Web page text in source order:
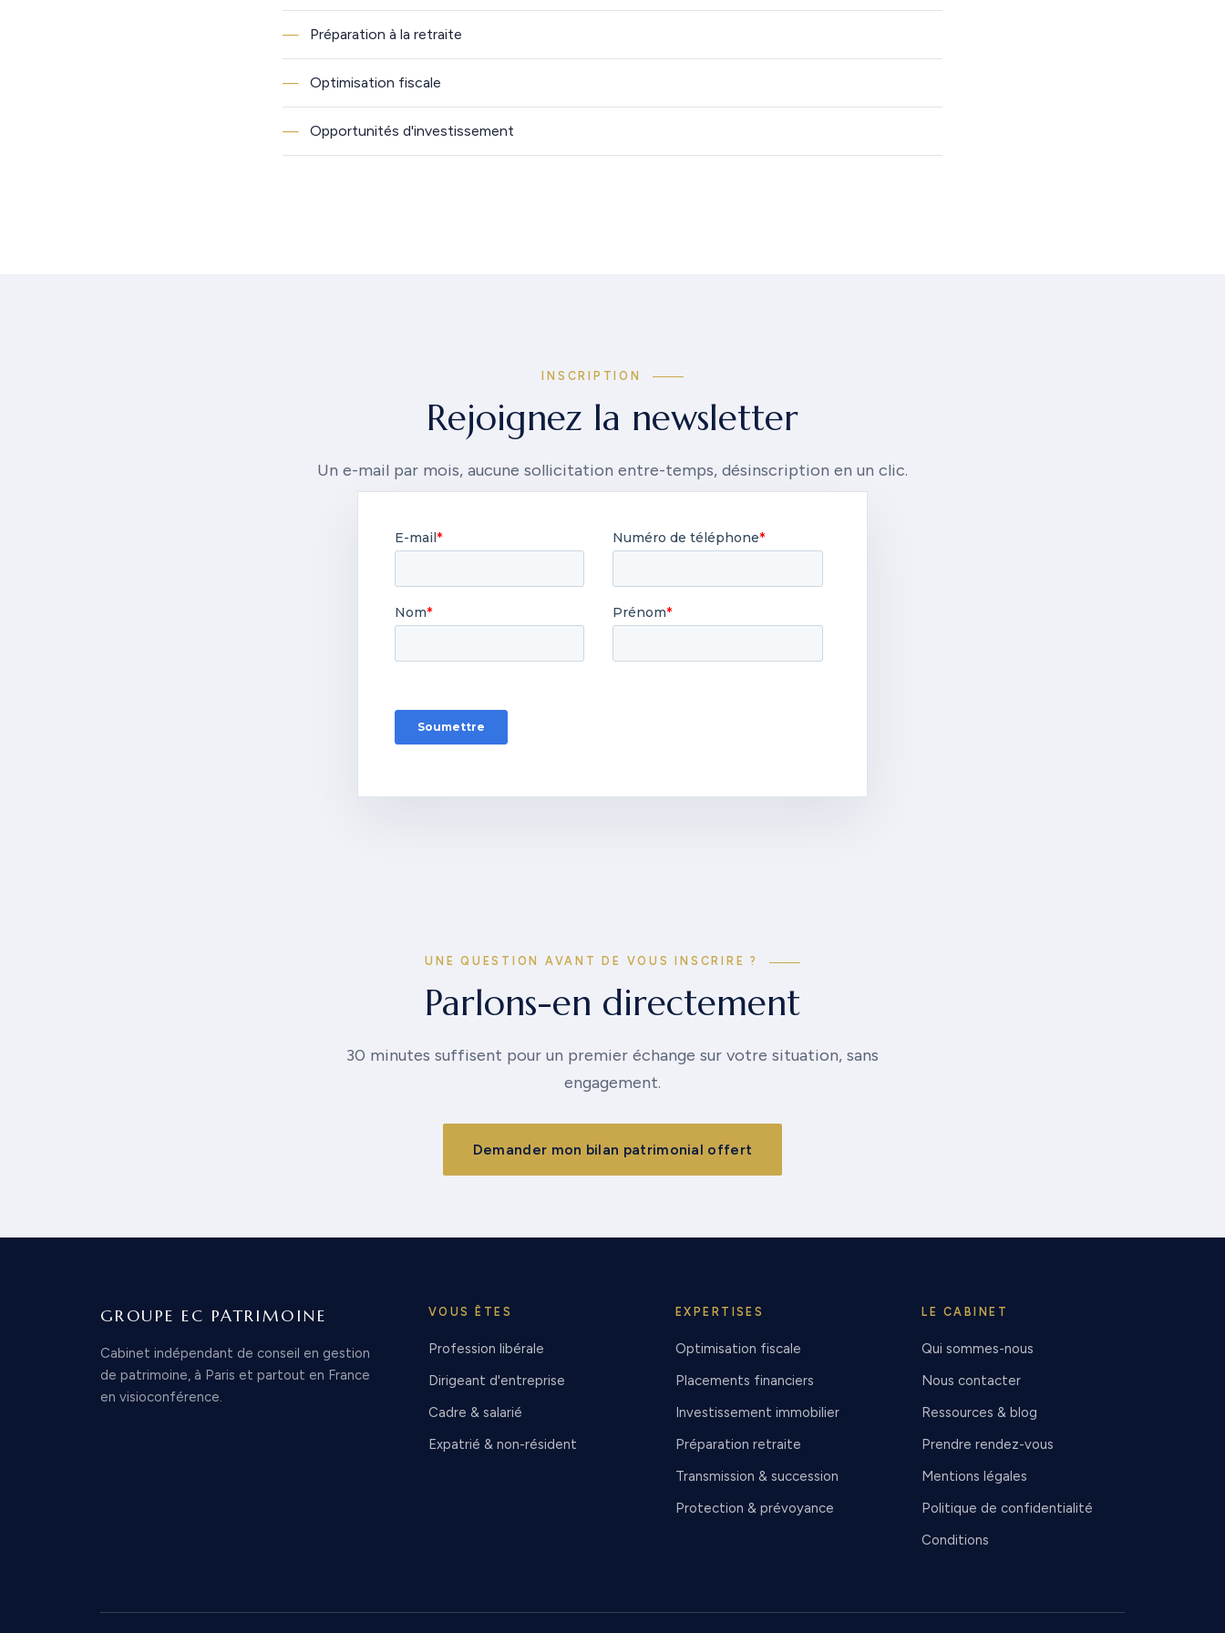
Préparation à la retraite
Optimisation fiscale
Opportunités d'investissement
INSCRIPTION
Rejoignez la newsletter
Un e-mail par mois, aucune sollicitation entre-temps, désinscription en un clic.
UNE QUESTION AVANT DE VOUS INSCRIRE ?
Parlons-en directement
30 minutes suffisent pour un premier échange sur votre situation, sans
engagement.
Demander mon bilan patrimonial offert
GROUPE EC PATRIMOINE
Cabinet indépendant de conseil en gestion
de patrimoine, à Paris et partout en France
en visioconférence.
VOUS ÊTES
Profession libérale
Dirigeant d'entreprise
Cadre & salarié
Expatrié & non-résident
EXPERTISES
Optimisation fiscale
Placements financiers
Investissement immobilier
Préparation retraite
Transmission & succession
Protection & prévoyance
LE CABINET
Qui sommes-nous
Nous contacter
Ressources & blog
Prendre rendez-vous
Mentions légales
Politique de confidentialité
Conditions